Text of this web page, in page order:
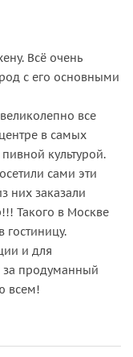
Всё очень
с его основными
все
в самых
культурой.
сами эти
них заказали
Такого в Москве
гостиницу.
и для
за продуманный
всем!